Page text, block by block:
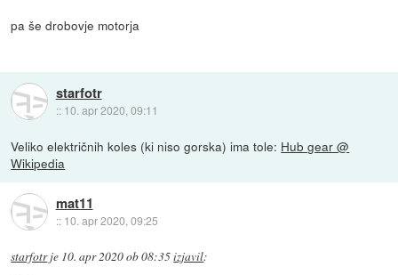
pa še drobovje motorja
starfotr
:: 10. apr 2020, 09:11
Veliko električnih koles (ki niso gorska) ima tole: Hub gear @
Wikipedia
mat11
:: 10. apr 2020, 09:25
starfotrje 10. apr 2020 ob 08:35izjavil: